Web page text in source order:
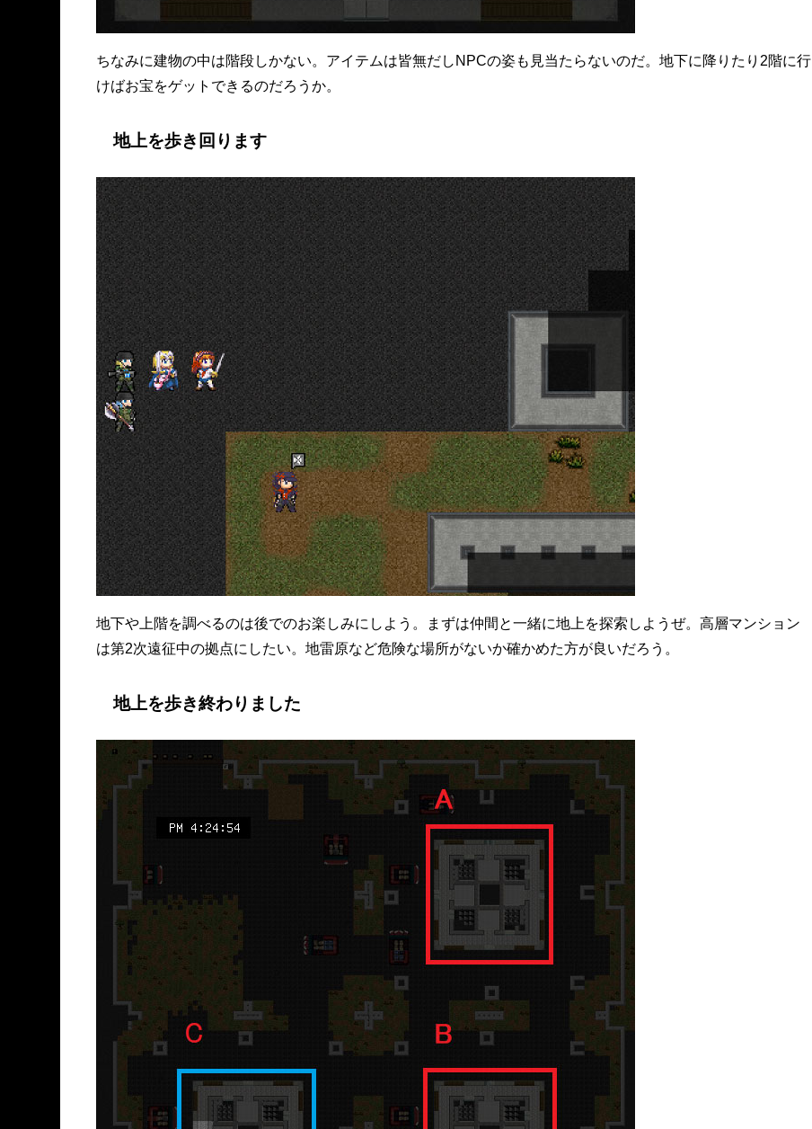
ちなみに建物の中は階段しかない。アイテムは皆無だしNPCの姿も見当たらないのだ。地下に降りたり2階に行
けばお宝をゲットできるのだろうか。
地上を歩き回ります
地下や上階を調べるのは後でのお楽しみにしよう。まずは仲間と一緒に地上を探索しようぜ。高層マンション
は第2次遠征中の拠点にしたい。地雷原など危険な場所がないか確かめた方が良いだろう。
地上を歩き終わりました